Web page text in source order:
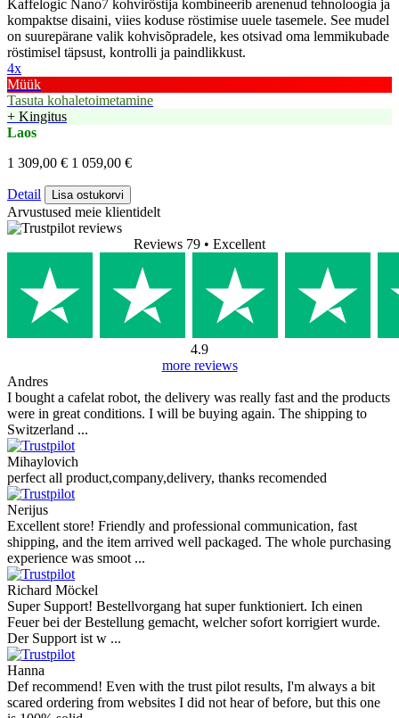
Kaffelogic Nano7 kohviröstija kombineerib arenenud tehnoloogia ja
kompaktse disaini, viies koduse röstimise uuele tasemele. See mudel
on suurepärane valik kohvisõpradele, kes otsivad oma lemmikubade
röstimisel täpsust, kontrolli ja paindlikkust.
4x
Müük
Tasuta kohaletoimetamine
+ Kingitus
Laos
1 309,00 € 1 059,00 €
Detail Lisa ostukorvi
Arvustused meie klientidelt
Reviews 79 • Excellent
4.9
more reviews
Andres
I bought a cafelat robot, the delivery was really fast and the products
were in great conditions. I will be buying again. The shipping to
Switzerland ...
Mihaylovich
perfect all product,company,delivery, thanks recomended
Nerijus
Excellent store! Friendly and professional communication, fast
shipping, and the item arrived well packaged. The whole purchasing
experience was smoot ...
Richard Möckel
Super Support! Bestellvorgang hat super funktioniert. Ich einen
Feuer bei der Bestellung gemacht, welcher sofort korrigiert wurde.
Der Support ist w ...
Hanna
Def recommend! Even with the trust pilot results, I'm always a bit
scared ordering from websites I did not hear of before, but this one